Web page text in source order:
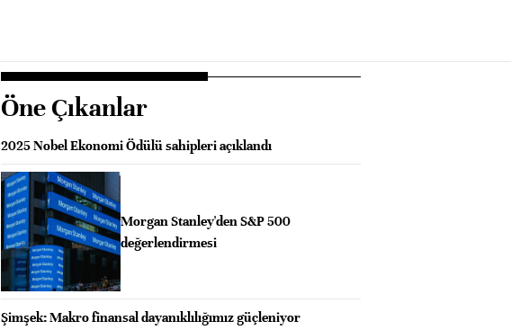
Öne Çıkanlar
2025 Nobel Ekonomi Ödülü sahipleri açıklandı
Morgan Stanley'den S&P 500
değerlendirmesi
Şimşek: Makro finansal dayanıklılığımız güçleniyor